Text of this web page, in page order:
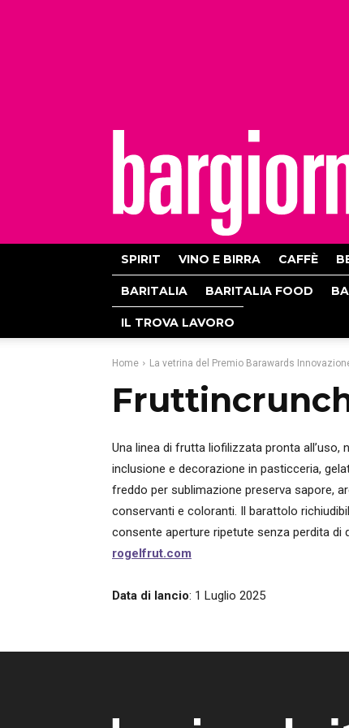
SPIRIT VINO E BIRRA CAFFÈ
BARITALIA BARITALIA FOOD
IL TROVA LAVORO
Home La vetrina del Premio Barawards
Una linea di frutta liofilizzata pronta all’uso,
inclusione e decorazione in pasticceria,
freddo per sublimazione preserva sapore,
conservanti e coloranti. Il barattolo
consente aperture ripetute senza perdita di
rogelfrut.com
Data di lancio: 1 Luglio 2025